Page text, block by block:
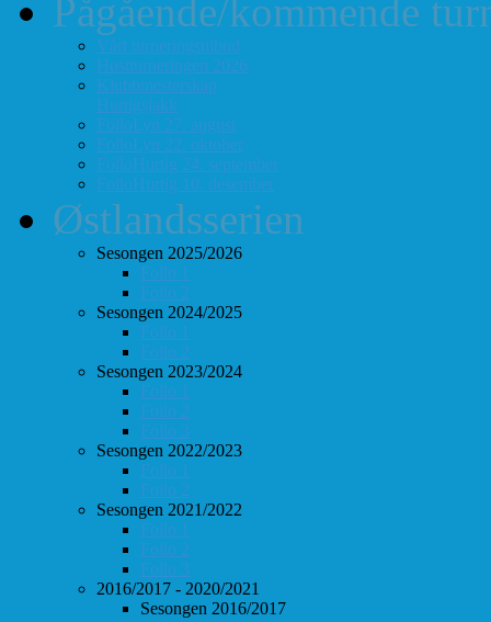
Pågående/kommende
Vårt turneringstilbud
Høstturneringen 2026
Klubbmesterskap
Hurtigsjakk
FolloLyn 27. august
FolloLyn 22. oktober
FolloHurtig 24. september
FolloHurtig 10. desember
Østlandsserien
Sesongen 2025/2026
Follo 1
Follo 2
Sesongen 2024/2025
Follo 1
Follo 2
Sesongen 2023/2024
Follo 1
Follo 2
Follo 3
Sesongen 2022/2023
Follo 1
Follo 2
Sesongen 2021/2022
Follo 1
Follo 2
Follo 3
2016/2017 - 2020/2021
Sesongen 2016/2017